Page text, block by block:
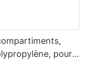
pour